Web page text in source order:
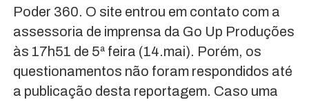
Poder 360. O site entrou em contato com a
assessoria de imprensa da Go Up Produções
às 17h51 de 5ª feira (14.mai). Porém, os
questionamentos não foram respondidos até
a publicação desta reportagem. Caso uma